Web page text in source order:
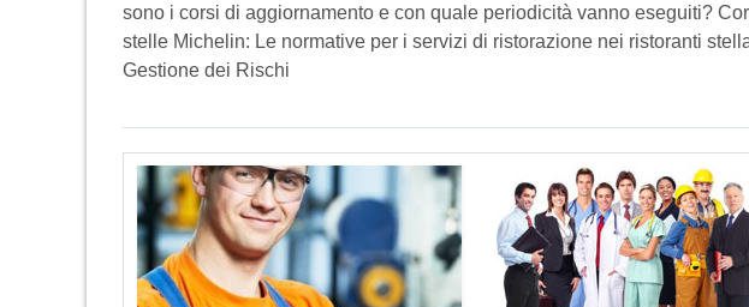
sono i corsi di aggiornamento e con quale periodicità vanno eseguiti?
stelle Michelin: Le normative per i servizi di ristorazione nei ristoranti
Gestione dei Rischi